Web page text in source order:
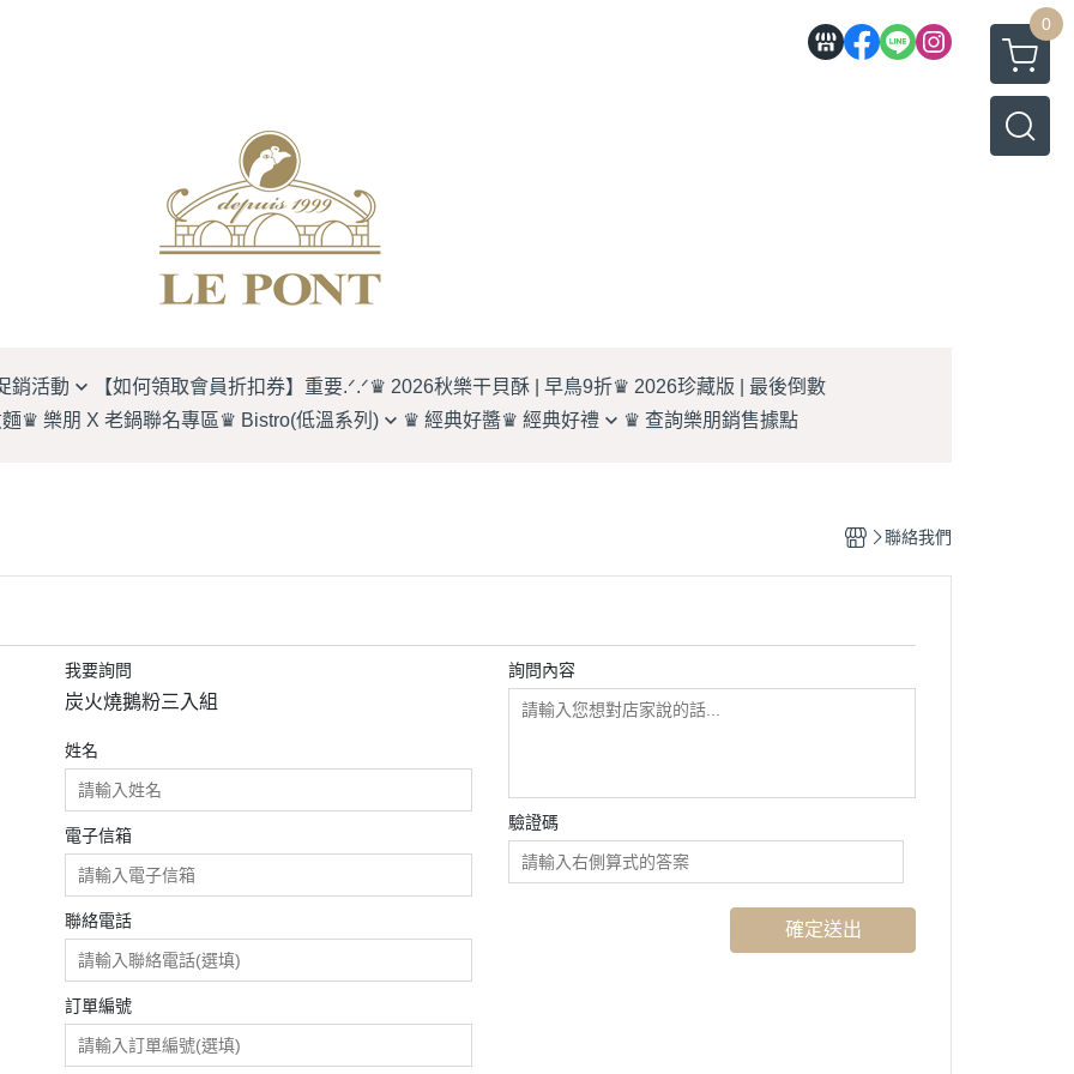
0
銷活動 【如何領取會員折扣券】重要.ᐟ.ᐟ♛ 2026秋樂干貝酥 | 早鳥9折♛ 2026珍藏版 | 最後倒數
♛ 樂朋 X 老鍋聯名專區 ♛ Bistro(低溫系列) ♛ 經典好醬♛ 經典好禮 ♛ 查詢樂朋銷售據點
聯絡我們
我要詢問
炭火燒鵝粉三入組
姓名
電子信箱
聯絡電話
訂單編號
詢問內容
驗證碼
確定送出